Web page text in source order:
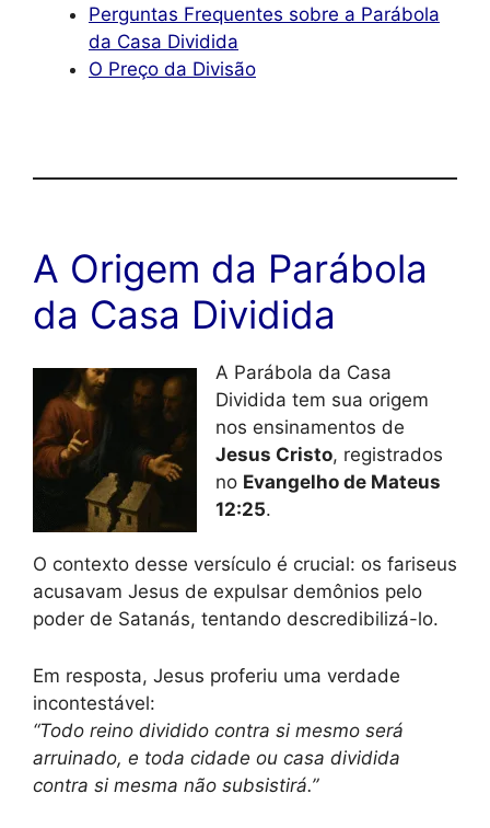
Perguntas Frequentes sobre a Parábola
da Casa Dividida
O Preço da Divisão
A Origem da Parábola
da Casa Dividida
A Parábola da Casa
Dividida tem sua origem
nos ensinamentos de
Jesus Cristo, registrados
no Evangelho de Mateus
12:25.
O contexto desse versículo é crucial: os fariseus
acusavam Jesus de expulsar demônios pelo
poder de Satanás, tentando descredibilizá-lo.
Em resposta, Jesus proferiu uma verdade
incontestável:
“Todo reino dividido contra si mesmo será
arruinado, e toda cidade ou casa dividida
contra si mesma não subsistirá.”